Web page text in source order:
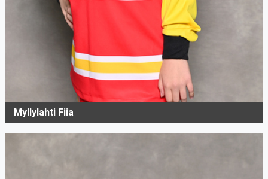
Myllylahti Fiia